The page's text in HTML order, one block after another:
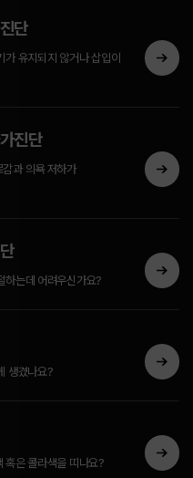
단
가 유지되지 않거나 삽입이
진단
감과 의욕 저하가
하는데 어려우신가요?
생겼나요?
혹은 콜라색을 띠나요?